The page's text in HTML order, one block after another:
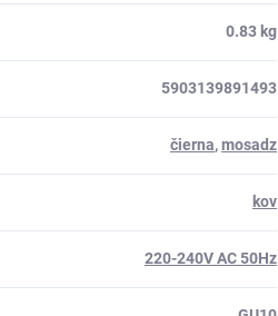
0.83 kg
5903139891493
čierna,mosadz
kov
220-240V AC 50Hz